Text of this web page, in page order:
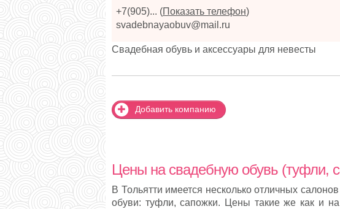
+7(905)... (Показать телефон)
svadebnayaobuv@mail.ru
Свадебная обувь и аксессуары для невесты
Добавить компанию
Цены на свадебную обувь (туфли,
В Тольятти имеется несколько отличных
обуви: туфли, сапожки. Цены такие же как и